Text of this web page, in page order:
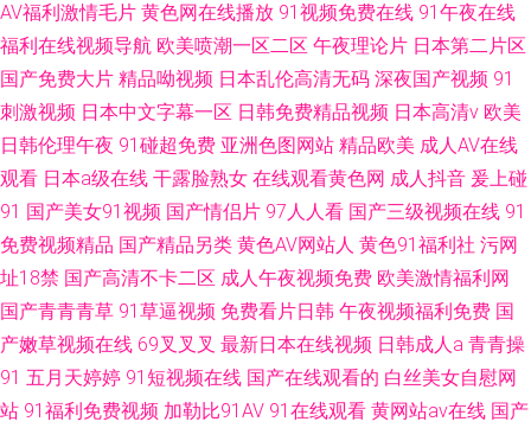
AV福利激情毛片 黄色网在线播放 91视频免费在线 91午夜在线
福利在线视频导航 欧美喷潮一区二区 午夜理论片 日本第二片区
国产免费大片 精品呦视频 日本乱伦高清无码 深夜国产视频 91
刺激视频 日本中文字幕一区 日韩免费精品视频 日本高清v 欧美
日韩伦理午夜 91碰超免费 亚洲色图网站 精品欧美 成人AV在线
观看 日本a级在线 干露脸熟女 在线观看黄色网 成人抖音 爰上碰
91 国产美女91视频 国产情侣片 97人人看 国产三级视频在线 91
免费视频精品 国产精品另类 黄色AV网站人 黄色91福利社 污网
址18禁 国产高清不卡二区 成人午夜视频免费 欧美激情福利网
国产青青青草 91草逼视频 免费看片日韩 午夜视频福利免费 国
产嫩草视频在线 69叉叉叉 最新日本在线视频 日韩成人a 青青操
91 五月天婷婷 91短视频在线 国产在线观看的 白丝美女自慰网
站 91福利免费视频 加勒比91AV 91在线观看 黄网站av在线 国产